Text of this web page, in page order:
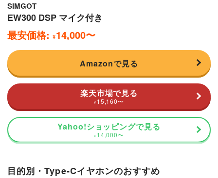
SIMGOT
EW300 DSP マイク付き
最安価格: ¥14,000〜
Amazonで見る
楽天市場で見る
¥ 15,160〜
Yahoo!ショッピングで見る
¥ 14,000〜
目的別・Type-Cイヤホンのおすすめ